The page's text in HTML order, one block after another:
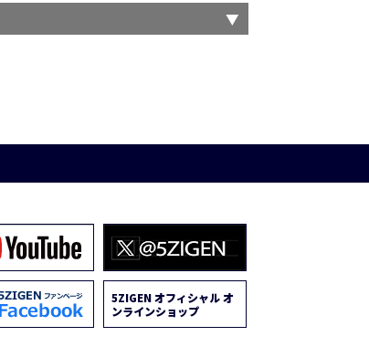
5ZIGEN オフィシャル オ
ンラインショップ